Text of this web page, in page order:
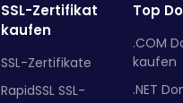
SSL-Zertifikat
kaufen
SSL-Zertifikate
RapidSSL SSL-
Top
.COM
kaufen
.NET